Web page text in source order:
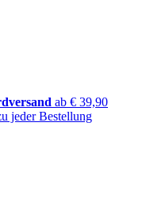
ab € 39,90
jeder Bestellung